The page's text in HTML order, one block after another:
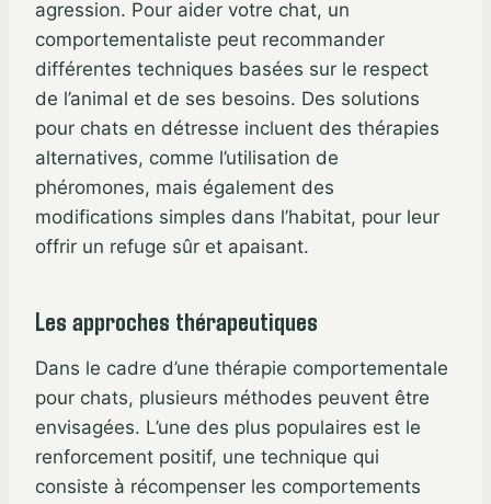
agression. Pour aider votre chat, un
comportementaliste peut recommander
différentes techniques basées sur le respect
de l’animal et de ses besoins. Des solutions
pour chats en détresse incluent des thérapies
alternatives, comme l’utilisation de
phéromones, mais également des
modifications simples dans l’habitat, pour leur
offrir un refuge sûr et apaisant.
Les approches thérapeutiques
Dans le cadre d’une thérapie comportementale
pour chats, plusieurs méthodes peuvent être
envisagées. L’une des plus populaires est le
renforcement positif, une technique qui
consiste à récompenser les comportements